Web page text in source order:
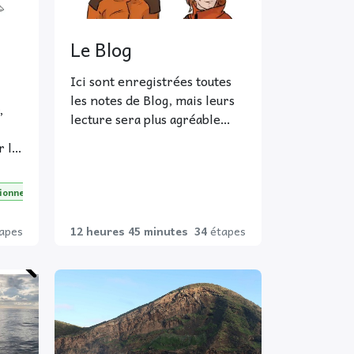
la
?
Le Blog
Ici sont enregistrées toutes
les notes de Blog, mais leurs
lecture sera plus agréable
😃 Bon, on est sympa, cliquez
le Blog du Bivouac des
Accès au Blog
12 heures 45 minutes 34étapes